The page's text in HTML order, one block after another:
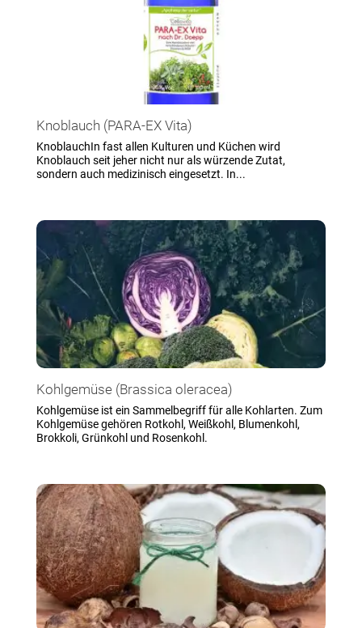
Knoblauch (PARA-EX Vita)
KnoblauchIn fast allen Kulturen und Küchen wird
Knoblauch seit jeher nicht nur als würzende Zutat,
sondern auch medizinisch eingesetzt. In...
Kohlgemüse (Brassica oleracea)
Kohlgemüse ist ein Sammelbegriff für alle Kohlarten. Zum
Kohlgemüse gehören Rotkohl, Weißkohl, Blumenkohl,
Brokkoli, Grünkohl und Rosenkohl.